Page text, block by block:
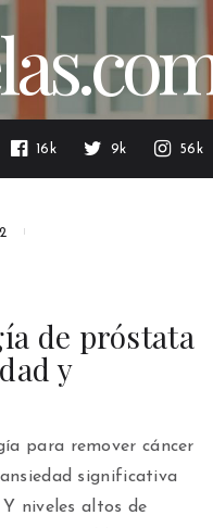
16k 9k 56k
de próstata
y
para remover cáncer
significativa
niveles altos de